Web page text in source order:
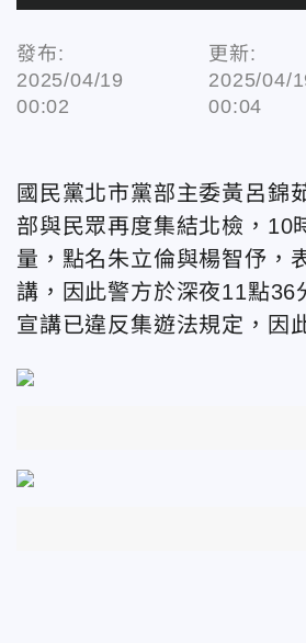
發布:
2025/04/19
00:02
更新:
2025/04/
00:04
國民黨北市黨部主委黃呂錦
部與民眾再度集結北檢，10
量，點名朱立倫與楊智伃，
講，因此警方於深夜11點36
宣講已違反集遊法規定，因